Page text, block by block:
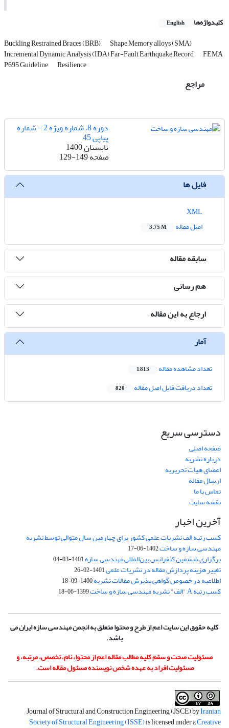
کلیدواژه‌ها English
Buckling Restrained Braces (BRB) Shape Memory alloys (SMA)
Incremental Dynamic Analysis (IDA) Far-Fault Earthquake Record FEMA
P695 Guideline Resilience
مراجع
دوره 8، شماره ویژه 2 - شماره
پیاپی 45
تابستان 1400
صفحه129-149
فایل ها
اصل مقاله
3.75 M
سابقه مقاله
هم رسانی
ارجاع به این مقاله
آمار
تعداد مشاهده مقاله 1,813
تعداد دریافت فایل اصل مقاله 820
دسترسی سریع
صفحه اصلی
درباره نشریه
اعضای هیات تحریریه
ارسال مقاله
تماس با ما
نقشه سایت
آخرین اخبار
کسب رتبه الف نشریات علمی کشور برای چهارمین سال متوالی توسط نشریه
مهندسی سازه و ساخت1402-06-17
برگزاری ششمین کنفرانس بین‌المللی مهندسی سازه1401-03-04
تغییر هزینه پردازش مقاله در نشریات علمی1401-02-26
اطلاعیه در خصوص گواهی پذیرش مقالات نشریه1400-09-18
کسب رتبه A "الف" نشریه مهندسی سازه و ساخت 1399-06-18
کلیه حقوق این سایت اعم از طرح و محتوا متعلق به انجمن مهندسی سازه ایران می
باشد.
مسئولیت صحت و سقم کلیه مطالب مقاله اعم از محتوا، نام، تخصص، مرتبه، و
مسئولیت افراد به عهده شخص نویسنده مسئول مقاله است.
Journal of Structural and Construction Engineering (JSCE) byIranian
Society of Structural Engineering (ISSE)is licensed under aCreative